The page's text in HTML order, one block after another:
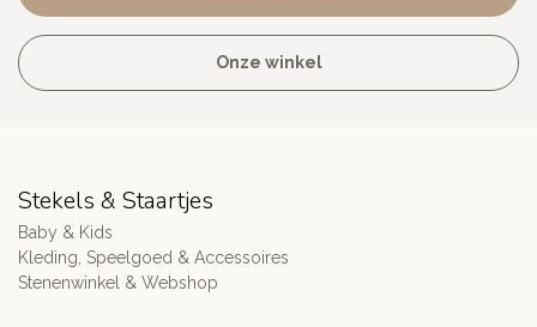
Onze winkel
Stekels & Staartjes
Baby & Kids
Kleding, Speelgoed & Accessoires
Stenenwinkel & Webshop